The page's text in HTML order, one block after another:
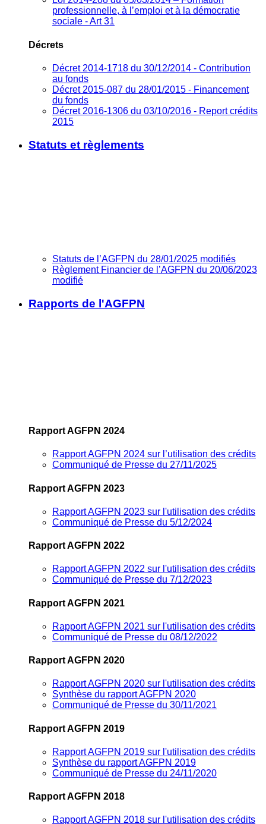
professionnelle, à l’emploi et à la démocratie
sociale - Art 31
Décrets
Décret 2014-1718 du 30/12/2014 - Contribution
au fonds
Décret 2015-087 du 28/01/2015 - Financement
du fonds
Décret 2016-1306 du 03/10/2016 - Report crédits
2015
Statuts et règlements
Statuts de l’AGFPN du 28/01/2025 modifiés
Règlement Financier de l’AGFPN du 20/06/2023
modifié
Rapports de l'AGFPN
Rapport AGFPN 2024
Rapport AGFPN 2024 sur l’utilisation des crédits
Communiqué de Presse du 27/11/2025
Rapport AGFPN 2023
Rapport AGFPN 2023 sur l'utilisation des crédits
Communiqué de Presse du 5/12/2024
Rapport AGFPN 2022
Rapport AGFPN 2022 sur l'utilisation des crédits
Communiqué de Presse du 7/12/2023
Rapport AGFPN 2021
Rapport AGFPN 2021 sur l'utilisation des crédits
Communiqué de Presse du 08/12/2022
Rapport AGFPN 2020
Rapport AGFPN 2020 sur l'utilisation des crédits
Synthèse du rapport AGFPN 2020
Communiqué de Presse du 30/11/2021
Rapport AGFPN 2019
Rapport AGFPN 2019 sur l'utilisation des crédits
Synthèse du rapport AGFPN 2019
Communiqué de Presse du 24/11/2020
Rapport AGFPN 2018
Rapport AGFPN 2018 sur l'utilisation des crédits